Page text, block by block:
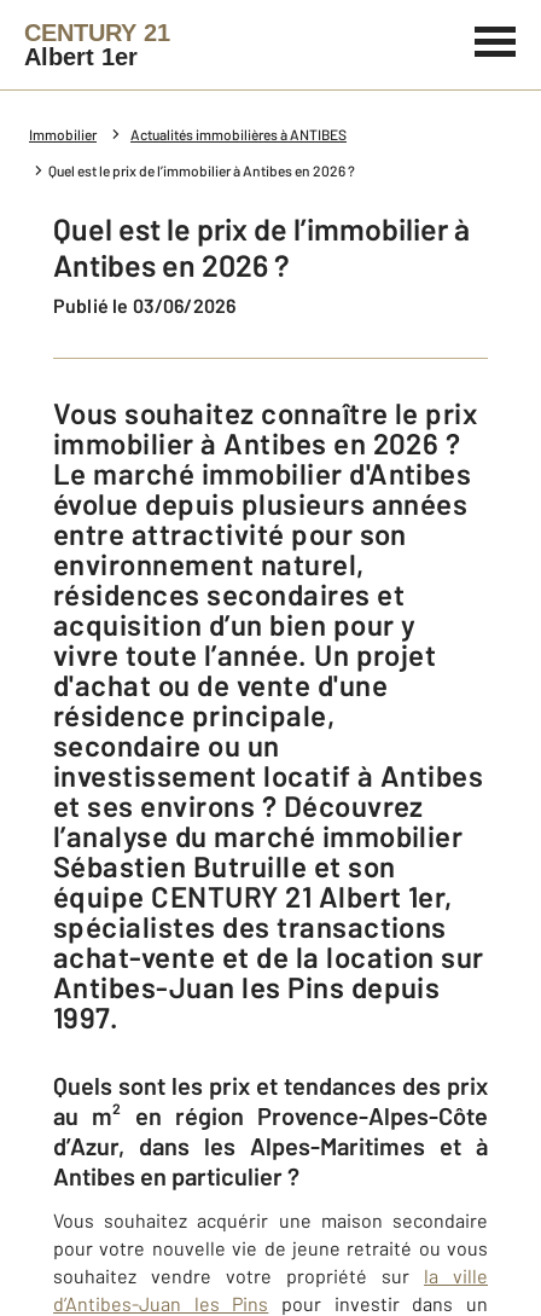
CENTURY 21
Albert 1er
Immobilier Actualités immobilières à ANTIBES
Quel est le prix de l’immobilier à Antibes en 2026 ?
Quel est le prix de l’immobilier à
Antibes en 2026 ?
Publié le 03/06/2026
Vous souhaitez connaître le prix
immobilier à Antibes en 2026 ?
Le marché immobilier d'Antibes
évolue depuis plusieurs années
entre attractivité pour son
environnement naturel,
résidences secondaires et
acquisition d’un bien pour y
vivre toute l’année. Un projet
d'achat ou de vente d'une
résidence principale,
secondaire ou un
investissement locatif à Antibes
et ses environs ? Découvrez
l’analyse du marché ​immobilier
Sébastien Butruille et son
équipe CENTURY 21 Albert 1er,
spécialistes des transactions
achat-vente et de la location sur
Antibes-Juan les Pins depuis
1997.
Quels sont les prix et tendances des prix
au m² en région Provence​-Alpes​-Côte
d’Azur, dans les Alpes-Maritimes et à
Antibes en particulier ?
Vous souhaitez acquérir une maison secondaire
pour votre nouvelle vie de jeune retraité ou vous
souhaitez vendre votre propriété sur la ville
d’Antibes-Juan les Pins pour investir dans un